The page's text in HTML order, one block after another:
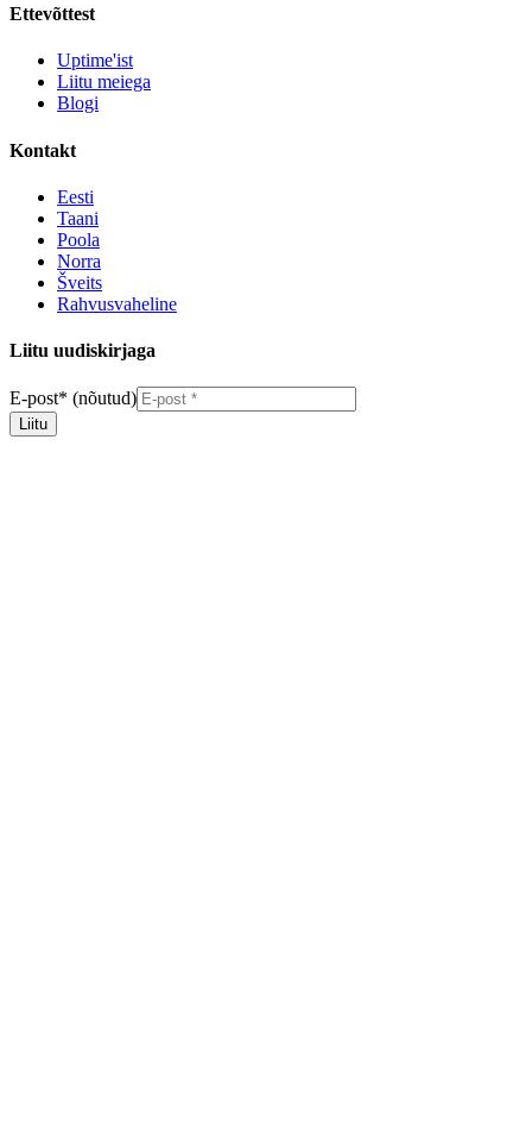
Ettevõttest
Uptime'ist
Liitu meiega
Blogi
Kontakt
Eesti
Taani
Poola
Norra
Šveits
Rahvusvaheline
Liitu uudiskirjaga
E-post* (nõutud)
Liitu